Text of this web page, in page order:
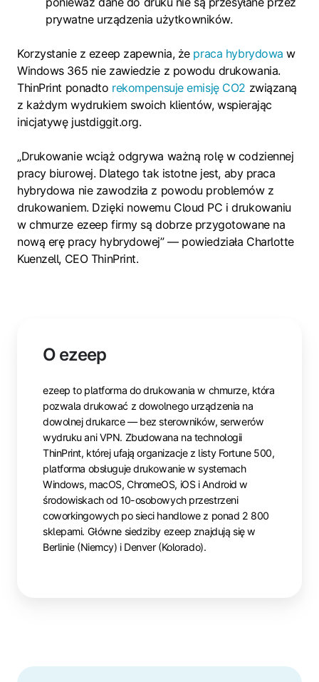
prywatne urządzenia użytkowników.
Korzystanie z ezeep zapewnia, że praca hybrydowaw
Windows 365 nie zawiedzie z powodu drukowania.
ThinPrint ponadto rekompensuje emisję CO2 związaną
z każdym wydrukiem swoich klientów, wspierając
inicjatywę justdiggit.org.
„Drukowanie wciąż odgrywa ważną rolę w codziennej
pracy biurowej. Dlatego tak istotne jest, aby praca
hybrydowa nie zawodziła z powodu problemów z
drukowaniem. Dzięki nowemu Cloud PC i drukowaniu
w chmurze ezeep firmy są dobrze przygotowane na
nową erę pracy hybrydowej” — powiedziała Charlotte
Kuenzell, CEO ThinPrint.
O ezeep
ezeep to platforma do drukowania w chmurze, która
pozwala drukować z dowolnego urządzenia na
dowolnej drukarce — bez sterowników, serwerów
wydruku ani VPN. Zbudowana na technologii
ThinPrint, której ufają organizacje z listy Fortune 500,
platforma obsługuje drukowanie w systemach
Windows, macOS, ChromeOS, iOS i Android w
środowiskach od 10-osobowych przestrzeni
coworkingowych po sieci handlowe z ponad 2 800
sklepami. Główne siedziby ezeep znajdują się w
Berlinie (Niemcy) i Denver (Kolorado).